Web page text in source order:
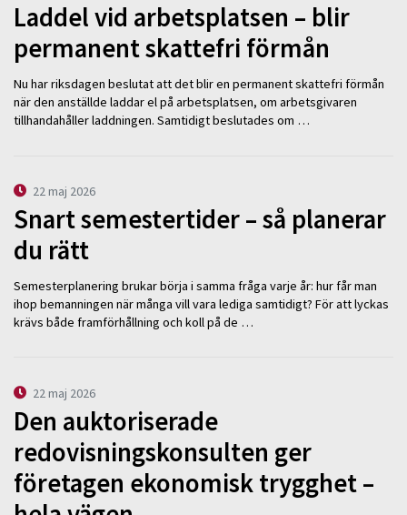
Laddel vid arbetsplatsen – blir
permanent skattefri förmån
Nu har riksdagen beslutat att det blir en permanent skattefri förmån
när den anställde laddar el på arbetsplatsen, om arbetsgivaren
tillhandahåller laddningen. Samtidigt beslutades om …
22 maj 2026
Snart semestertider – så planerar
du rätt
Semesterplanering brukar börja i samma fråga varje år: hur får man
ihop bemanningen när många vill vara lediga samtidigt? För att lyckas
krävs både framförhållning och koll på de …
22 maj 2026
Den auktoriserade
redovisningskonsulten ger
företagen ekonomisk trygghet –